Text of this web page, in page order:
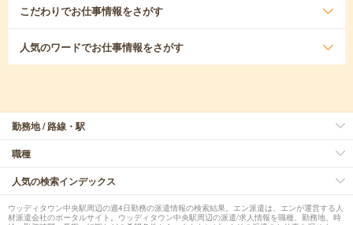
こだわりでお仕事情報をさがす
人気のワードでお仕事情報をさがす
勤務地 / 路線・駅
職種
人気の検索インデックス
ウッディタウン中央駅周辺の週4日勤務の派遣情報の検索結果。エン派遣は、エンが運営する人
材派遣会社のポータルサイト。ウッディタウン中央駅周辺の派遣/求人情報を職種、勤務地、時